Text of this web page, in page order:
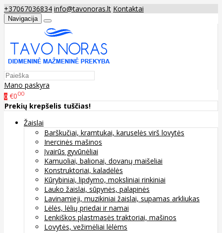
+37067036834 info@tavonoras.lt Kontaktai
Navigacija
Mano paskyra
0 €000
Prekių krepšelis tuščias!
Žaislai
Barškučiai, kramtukai, karuselės virš lovytės
Inercinės mašinos
Įvairūs gyvūnėliai
Kamuoliai, balionai, dovanų maišeliai
Konstruktoriai, kaladėlės
Kūrybiniai, lipdymo, moksliniai rinkiniai
Lauko žaislai, sūpynės, palapinės
Lavinamieji, muzikiniai žaislai, supamas arkliukas
Lėlės, lėlių priedai ir namai
Lenkiškos plastmasės traktoriai, mašinos
Lovytės, vežimėliai lėlėms